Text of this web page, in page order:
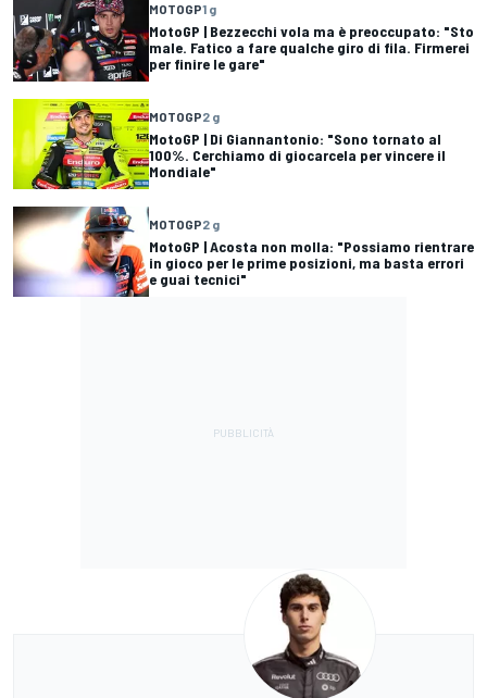
MOTOGP1 g
MotoGP | Bezzecchi vola ma è preoccupato: "Sto
male. Fatico a fare qualche giro di fila. Firmerei
per finire le gare"
MOTOGP2 g
MotoGP | Di Giannantonio: "Sono tornato al
100%. Cerchiamo di giocarcela per vincere il
Mondiale"
MOTOGP2 g
MotoGP | Acosta non molla: "Possiamo rientrare
in gioco per le prime posizioni, ma basta errori
e guai tecnici"